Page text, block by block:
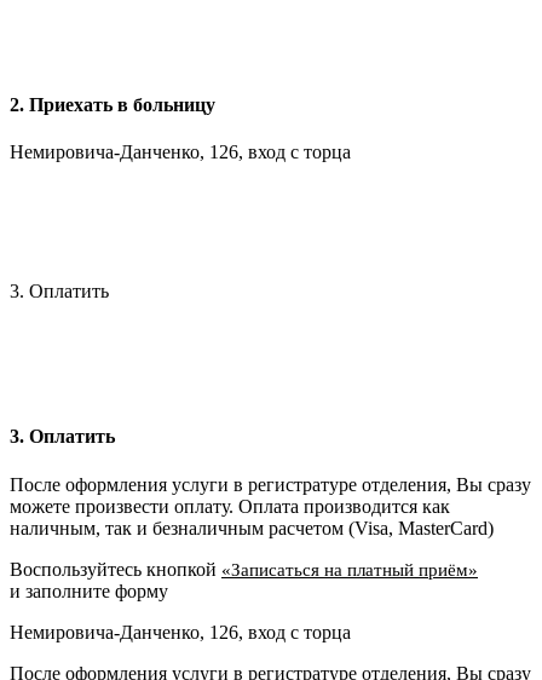
2. Приехать в больницу
Немировича-Данченко, 126, вход с торца
3. Оплатить
3. Оплатить
После оформления услуги в регистратуре отделения, Вы сразу
можете произвести оплату. Оплата производится как
наличным, так и безналичным расчетом (Visa, MasterCard)
Воспользуйтесь кнопкой «Записаться на платный приём»
и заполните форму
Немировича-Данченко, 126, вход с торца
После оформления услуги в регистратуре отделения, Вы сразу